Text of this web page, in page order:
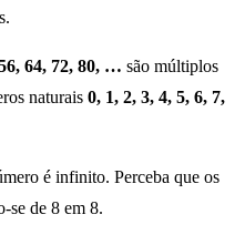
64, 72, 80, … são múltiplos
naturais 0, 1, 2, 3, 4, 5, 6, 7,
é infinito. Perceba que os
se de 8 em 8.